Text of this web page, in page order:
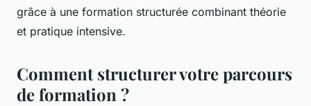
grâce à une formation structurée combinant théorie
et pratique intensive.
Comment structurer votre parcours
de formation ?